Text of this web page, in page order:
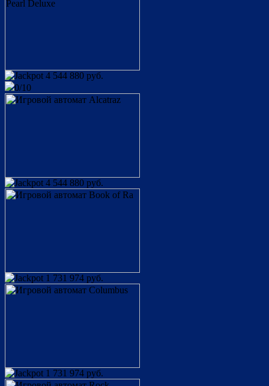
4 544 880 руб.
0/10
4 544 880 руб.
1 731 974 руб.
1 731 974 руб.